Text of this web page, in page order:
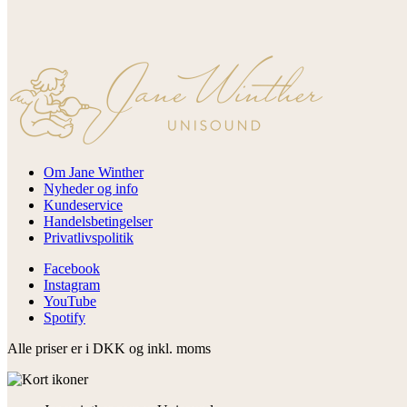
Om Jane Winther
Nyheder og info
Kundeservice
Handelsbetingelser
Privatlivspolitik
Facebook
Instagram
YouTube
Spotify
Alle priser er i DKK og inkl. moms